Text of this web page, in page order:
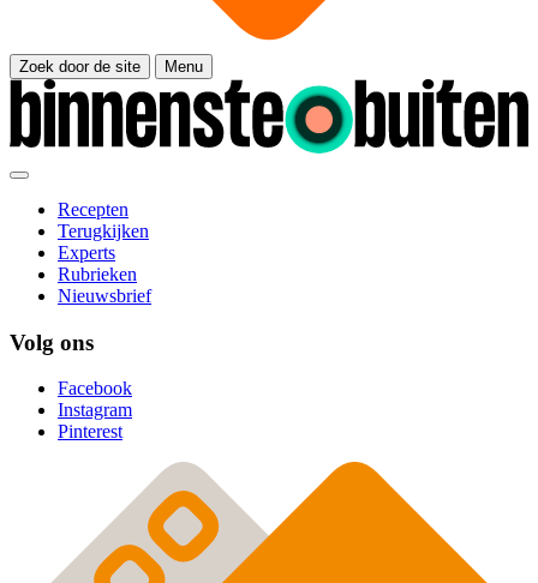
Zoek door de site Menu
Recepten
Terugkijken
Experts
Rubrieken
Nieuwsbrief
Volg ons
Facebook
Instagram
Pinterest